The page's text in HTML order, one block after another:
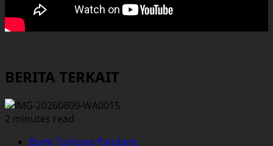
BERITA TERKAIT
2 minutes read
Bumi Tuntung Pandang